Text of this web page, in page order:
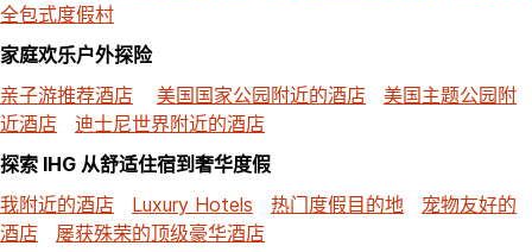
全包式度假村
家庭欢乐户外探险
亲子游推荐酒店
美国国家公园附近的酒店
美国主题公园附
近酒店
迪士尼世界附近的酒店
探索 IHG 从舒适住宿到奢华度假
我附近的酒店
Luxury Hotels 热门度假目的地
宠物友好的
酒店
屡获殊荣的顶级豪华酒店